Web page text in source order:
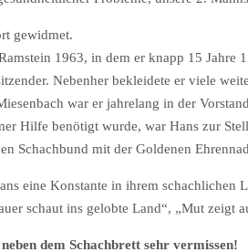
gewidmet.
1963, in dem er knapp 15 Jahre
Nebenher bekleidete er viele
war er jahrelang in der
Hilfe benötigt wurde, war Hans zur
Schachbund mit der Goldenen
eine Konstante in ihrem schachlichen
schaut ins gelobte Land“, „Mut
dem Schachbrett sehr vermissen!